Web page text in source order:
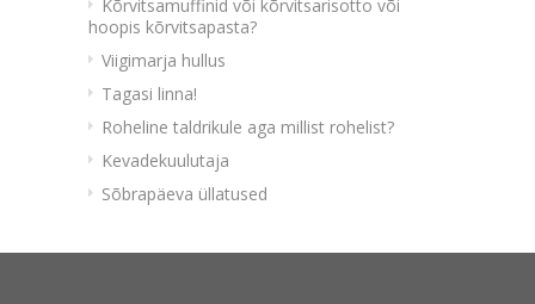
Kõrvitsamuffinid või kõrvitsarisotto või
hoopis kõrvitsapasta?
Viigimarja hullus
Tagasi linna!
Roheline taldrikule aga millist rohelist?
Kevadekuulutaja
Sõbrapäeva üllatused